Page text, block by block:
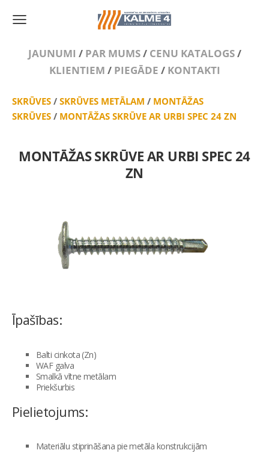
JAUNUMI / PAR MUMS/ CENU KATALOGS/
KLIENTIEM / PIEGĀDE / KONTAKTI
SKRŪVES / SKRŪVES METĀLAM / MONTĀŽAS
SKRŪVES / MONTĀŽAS SKRŪVE AR URBI SPEC 24 ZN
MONTĀŽAS SKRŪVE AR URBI SPEC 24
ZN
Īpašības:
Balti cinkota (Zn)
WAF galva
Smalkā vītne metālam
Priekšurbis
Pielietojums:
Materiālu stiprināšana pie metāla konstrukcijām